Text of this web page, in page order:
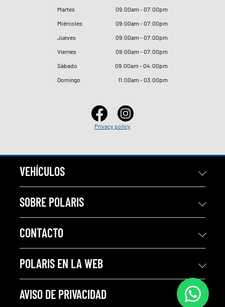
Martes
09:00am - 07:00pm
Miércoles
09:00am - 07:00pm
Jueves
09:00am - 07:00pm
Viernes
09:00am - 07:00pm
Sábado
09:00am - 04:00pm
Domingo
11:00am - 03:00pm
Privacy policy
VEHÍCULOS
SOBRE POLARIS
CONTACTO
POLARIS EN LA WEB
AVISO DE PRIVACIDAD